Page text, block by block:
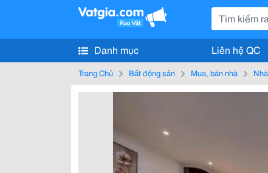
Danh mục Liên hệ QC
Trang Chủ Bất động sản Mua, bán nhà